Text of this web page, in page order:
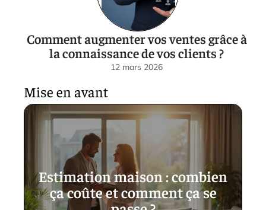
Comment augmenter vos ventes grâce à
la connaissance de vos clients ?
12 mars 2026
Mise en avant
Estimation maison : combien
ça coûte et comment ça se